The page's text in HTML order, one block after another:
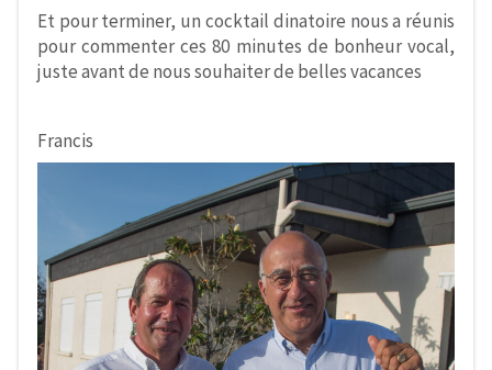
Et pour terminer, un cocktail dinatoire nous a réunis
pour commenter ces 80 minutes de bonheur vocal,
juste avant de nous souhaiter de belles vacances
Francis